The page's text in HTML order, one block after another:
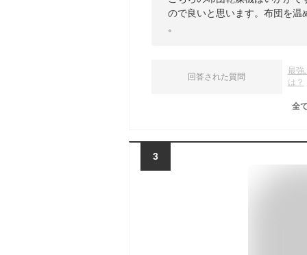
ので良いと思います。布団を
。
回答された質問
最
は？
全
3